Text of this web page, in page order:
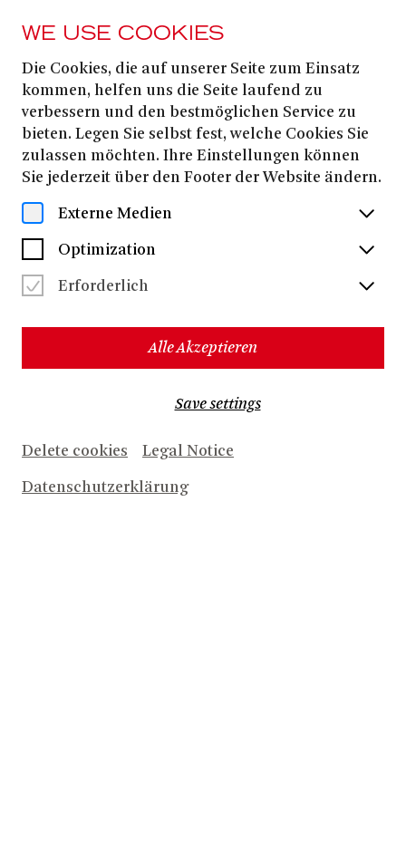
WE USE COOKIES
Die Cookies, die auf unserer Seite zum Einsatz
kommen, helfen uns die Seite laufend zu
verbessern und den bestmöglichen Service zu
bieten. Legen Sie selbst fest, welche Cookies Sie
zulassen möchten. Ihre Einstellungen können
Sie jederzeit über den Footer der Website ändern.
Externe Medien
Optimization
Erforderlich
Alle Akzeptieren
Save settings
Delete cookies Legal Notice
Datenschutzerklärung